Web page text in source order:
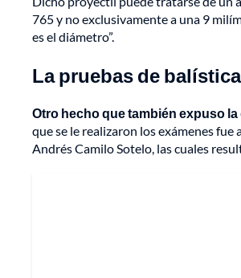
765 y no exclusivamente a una 9
es el diámetro”.
La pruebas de
Otro hecho que también expuso
que se le realizaron los exámenes fue
Andrés Camilo Sotelo, las cuales